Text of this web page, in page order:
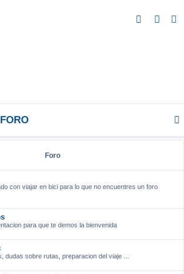
FORO
Foro
con viajar en bici para lo que no encuentres un foro
para que te demos la bienvenida
dudas sobre rutas, preparacion del viaje ...